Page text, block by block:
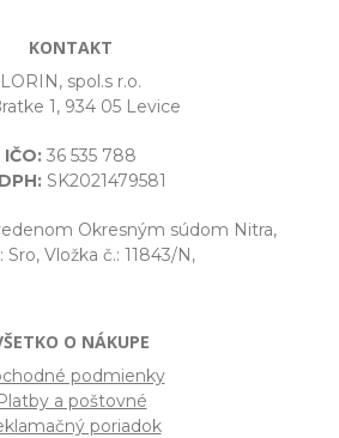
KONTAKT
LORIN, spol.s r.o.
1, 934 05 Levice
IČO: 36 535 788
SK2021479581
Okresným súdom Nitra,
Sro, Vložka č.: 11843/N,
O NÁKUPE
podmienky
a poštovné
poriadok